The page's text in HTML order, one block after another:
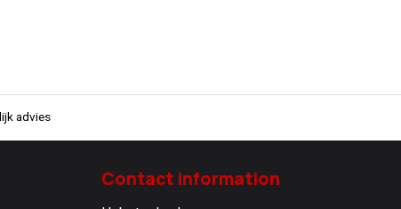
advies
Contact information